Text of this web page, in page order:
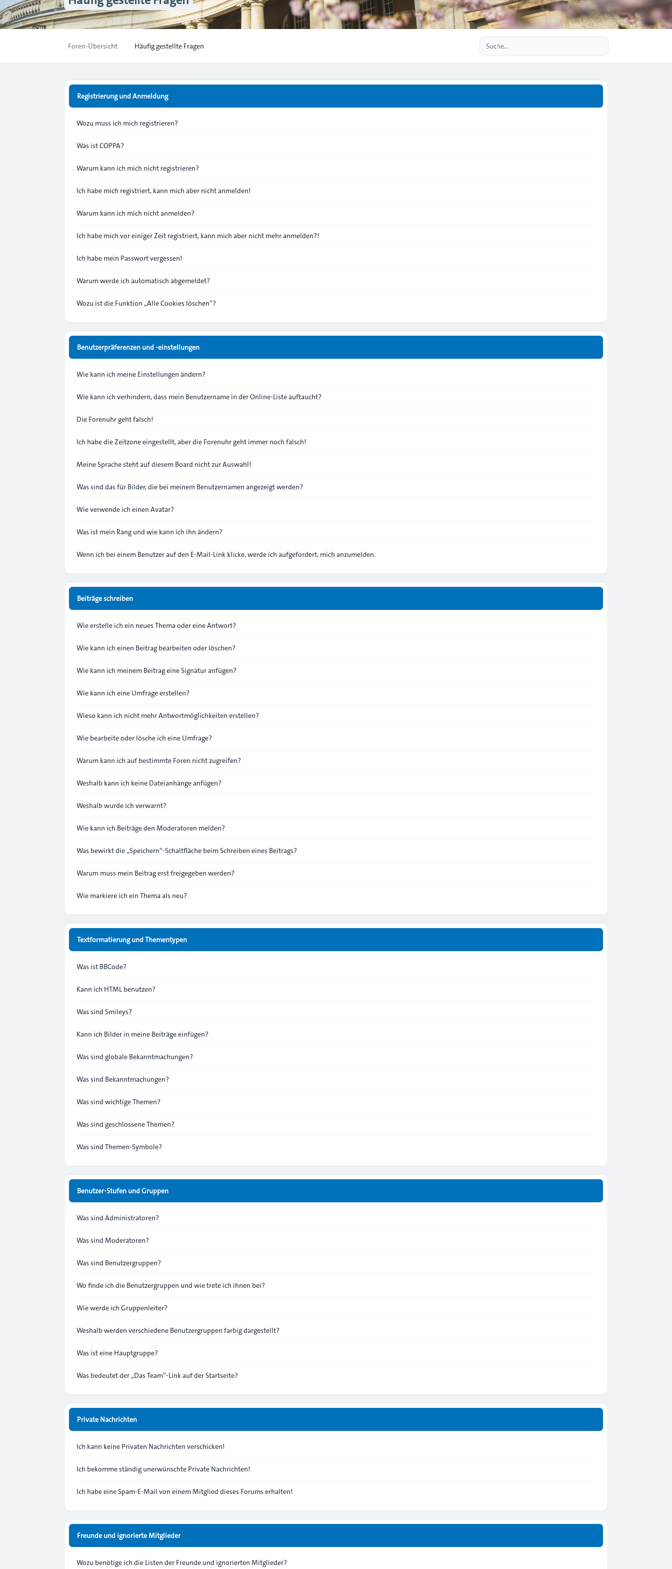
Foren-Übersicht Häufig gestellte Fragen
Registrierung und Anmeldung
Wozu muss ich mich registrieren?
Was ist COPPA?
Warum kann ich mich nicht registrieren?
Ich habe mich registriert, kann mich aber nicht anmelden!
Warum kann ich mich nicht anmelden?
Ich habe mich vor einiger Zeit registriert, kann mich aber nicht mehr anmelden?!
Ich habe mein Passwort vergessen!
Warum werde ich automatisch abgemeldet?
Wozu ist die Funktion „Alle Cookies löschen“?
Benutzerpräferenzen und -einstellungen
Wie kann ich meine Einstellungen ändern?
Wie kann ich verhindern, dass mein Benutzername in der Online-Liste auftaucht?
Die Forenuhr geht falsch!
Ich habe die Zeitzone eingestellt, aber die Forenuhr geht immer noch falsch!
Meine Sprache steht auf diesem Board nicht zur Auswahl!
Was sind das für Bilder, die bei meinem Benutzernamen angezeigt werden?
Wie verwende ich einen Avatar?
Was ist mein Rang und wie kann ich ihn ändern?
Wenn ich bei einem Benutzer auf den E-Mail-Link klicke, werde ich aufgefordert, mich anzumelden.
Beiträge schreiben
Wie erstelle ich ein neues Thema oder eine Antwort?
Wie kann ich einen Beitrag bearbeiten oder löschen?
Wie kann ich meinem Beitrag eine Signatur anfügen?
Wie kann ich eine Umfrage erstellen?
Wieso kann ich nicht mehr Antwortmöglichkeiten erstellen?
Wie bearbeite oder lösche ich eine Umfrage?
Warum kann ich auf bestimmte Foren nicht zugreifen?
Weshalb kann ich keine Dateianhänge anfügen?
Weshalb wurde ich verwarnt?
Wie kann ich Beiträge den Moderatoren melden?
Was bewirkt die „Speichern“-Schaltfläche beim Schreiben eines Beitrags?
Warum muss mein Beitrag erst freigegeben werden?
Wie markiere ich ein Thema als neu?
Textformatierung und Thementypen
Was ist BBCode?
Kann ich HTML benutzen?
Was sind Smileys?
Kann ich Bilder in meine Beiträge einfügen?
Was sind globale Bekanntmachungen?
Was sind Bekanntmachungen?
Was sind wichtige Themen?
Was sind geschlossene Themen?
Was sind Themen-Symbole?
Benutzer-Stufen und Gruppen
Was sind Administratoren?
Was sind Moderatoren?
Was sind Benutzergruppen?
Wo finde ich die Benutzergruppen und wie trete ich ihnen bei?
Wie werde ich Gruppenleiter?
Weshalb werden verschiedene Benutzergruppen farbig dargestellt?
Was ist eine Hauptgruppe?
Was bedeutet der „Das Team“-Link auf der Startseite?
Private Nachrichten
Ich kann keine Privaten Nachrichten verschicken!
Ich bekomme ständig unerwünschte Private Nachrichten!
Ich habe eine Spam-E-Mail von einem Mitglied dieses Forums erhalten!
Freunde und ignorierte Mitglieder
Wozu benötige ich die Listen der Freunde und ignorierten Mitglieder?